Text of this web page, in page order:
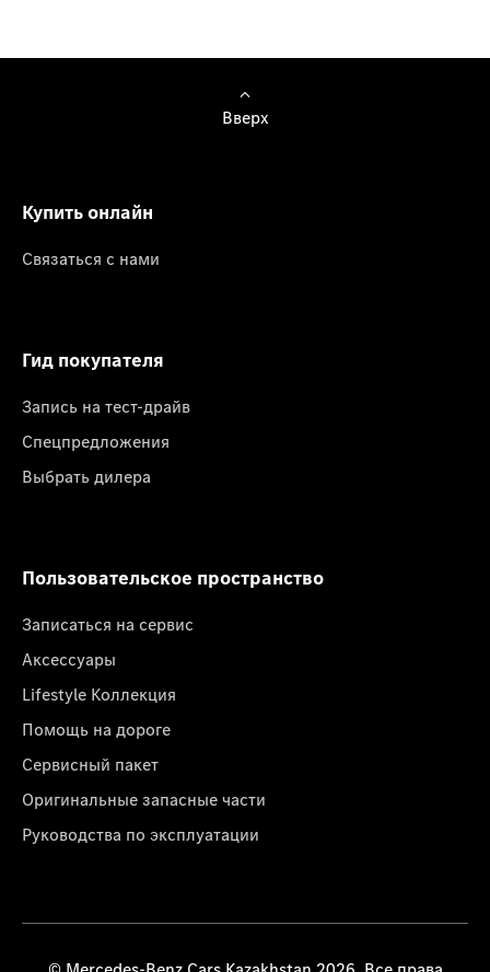
Вверх
Купить онлайн
Связаться с нами
Гид покупателя
Запись на тест-драйв
Спецпредложения
Выбрать дилера
Пользовательское пространство
Записаться на сервис
Аксессуары
Lifestyle Коллекция
Помощь на дороге
Сервисный пакет
Оригинальные запасные части
Руководства по эксплуатации